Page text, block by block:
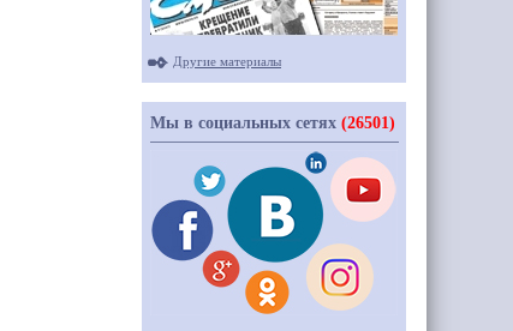
Другие материалы
Мы в социальных сетях (26501)